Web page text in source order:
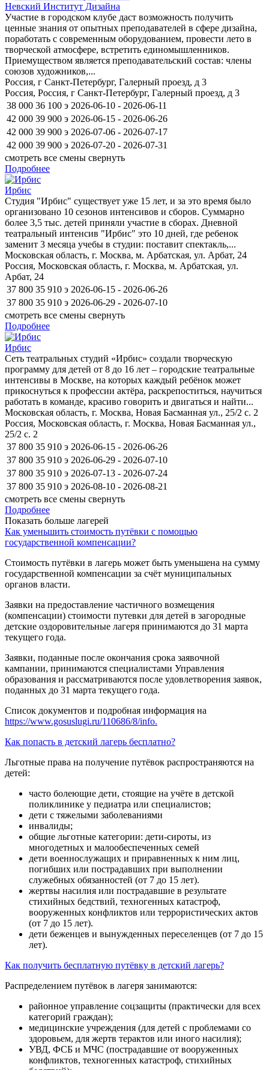
Невский Институт Дизайна
Участие в городском клубе даст возможность получить
ценные знания от опытных преподавателей в сфере дизайна,
поработать с современным оборудованием, провести лето в
творческой атмосфере, встретить единомышленников.
Приемуществом является преподавательский состав: члены
союзов художников,...
Россия, г Санкт-Петербург, Галерный проезд, д 3
Россия, Россия, г Санкт-Петербург, Галерный проезд, д 3
38 000 36 100 э 2026-06-10 - 2026-06-11
42 000 39 900 э 2026-06-15 - 2026-06-26
42 000 39 900 э 2026-07-06 - 2026-07-17
42 000 39 900 э 2026-07-20 - 2026-07-31
смотреть все смены свернуть
Подробнее
Ирбис
Студия "Ирбис" существует уже 15 лет, и за это время было
организовано 10 сезонов интенсивов и сборов. Суммарно
более 3,5 тыс. детей приняли участие в сборах. Дневной
театральный интенсив "Ирбис" это 10 дней, где ребенок
заменит 3 месяца учебы в студии: поставит спектакль,...
Московская область, г. Москва, м. Арбатская, ул. Арбат, 24
Россия, Московская область, г. Москва, м. Арбатская, ул.
Арбат, 24
37 800 35 910 э 2026-06-15 - 2026-06-26
37 800 35 910 э 2026-06-29 - 2026-07-10
смотреть все смены свернуть
Подробнее
Ирбис
Сеть театральных студий «Ирбис» создали творческую
программу для детей от 8 до 16 лет – городские театральные
интенсивы в Москве, на которых каждый ребёнок может
прикоснуться к профессии актёра, раскрепоститься, научиться
работать в команде, красиво говорить и двигаться и найти...
Московская область, г. Москва, Новая Басманная ул., 25/2 с. 2
Россия, Московская область, г. Москва, Новая Басманная ул.,
25/2 с. 2
37 800 35 910 э 2026-06-15 - 2026-06-26
37 800 35 910 э 2026-06-29 - 2026-07-10
37 800 35 910 э 2026-07-13 - 2026-07-24
37 800 35 910 э 2026-08-10 - 2026-08-21
смотреть все смены свернуть
Подробнее
Показать больше лагерей
Как уменьшить стоимость путёвки с помощью
государственной компенсации?
Стоимость путёвки в лагерь может быть уменьшена на сумму
государственной компенсации за счёт муниципальных
органов власти.
Заявки на предоставление частичного возмещения
(компенсации) стоимости путевки для детей в загородные
детские оздоровительные лагеря принимаются до 31 марта
текущего года.
Заявки, поданные после окончания срока заявочной
кампании, принимаются специалистами Управления
образования и рассматриваются после удовлетворения заявок,
поданных до 31 марта текущего года.
Список документов и подробная информация на
https://www.gosuslugi.ru/110686/8/info.
Как попасть в детский лагерь бесплатно?
Льготные права на получение путёвок распространяются на
детей:
часто болеющие дети, стоящие на учёте в детской
поликлинике у педиатра или специалистов;
дети с тяжелыми заболеваниями
инвалиды;
общие льготные категории: дети-сироты, из
многодетных и малообеспеченных семей
дети военнослужащих и приравненных к ним лиц,
погибших или пострадавших при выполнении
служебных обязанностей (от 7 до 15 лет).
жертвы насилия или пострадавшие в результате
стихийных бедствий, техногенных катастроф,
вооруженных конфликтов или террористических актов
(от 7 до 15 лет).
дети беженцев и вынужденных переселенцев (от 7 до 15
лет).
Как получить бесплатную путёвку в детский лагерь?
Распределением путёвок в лагеря занимаются:
районное управление соцзащиты (практически для всех
категорий граждан);
медицинские учреждения (для детей с проблемами со
здоровьем, для жертв терактов или иного насилия);
УВД, ФСБ и МЧС (пострадавшие от вооруженных
конфликтов, техногенных катастроф, стихийных